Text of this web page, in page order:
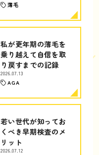
薄毛
私が更年期の薄毛を
乗り越えて自信を取
り戻すまでの記録
2026.07.13
AGA
若い世代が知ってお
くべき早期検査のメ
リット
2026.07.12